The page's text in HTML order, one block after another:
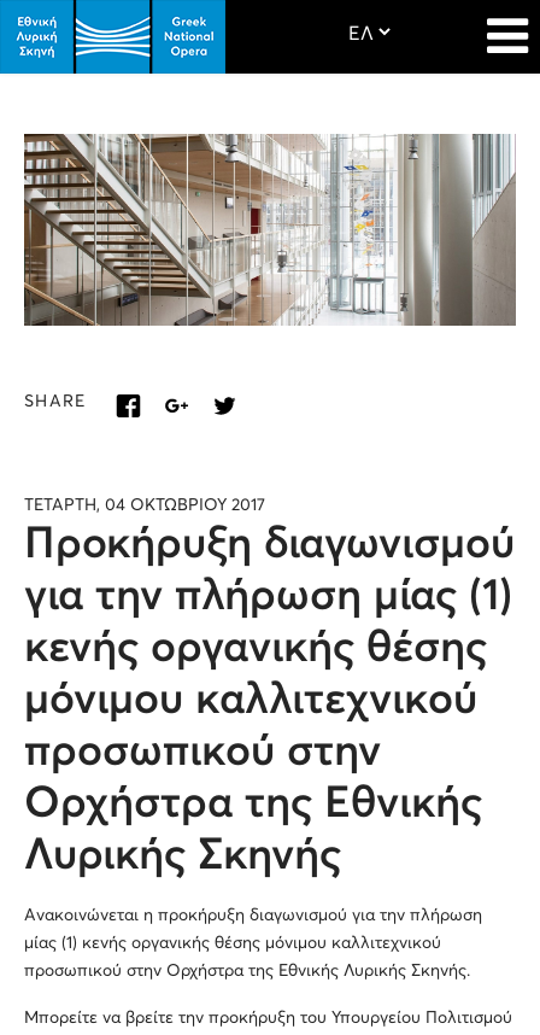
SHARE
ΤΕΤΑΡΤΗ, 04 ΟΚΤΩΒΡΙΟΥ 2017
Προκήρυξη διαγωνισμού
για την πλήρωση μίας (1)
κενής οργανικής θέσης
μόνιμου καλλιτεχνικού
προσωπικού στην
Ορχήστρα της Εθνικής
Λυρικής Σκηνής
Ανακοινώνεται η προκήρυξη διαγωνισμού για την πλήρωση
μίας (1) κενής οργανικής θέσης μόνιμου καλλιτεχνικού
προσωπικού στην Ορχήστρα της Εθνικής Λυρικής Σκηνής.
Μπορείτε να βρείτε την προκήρυξη του Υπουργείου Πολιτισμού